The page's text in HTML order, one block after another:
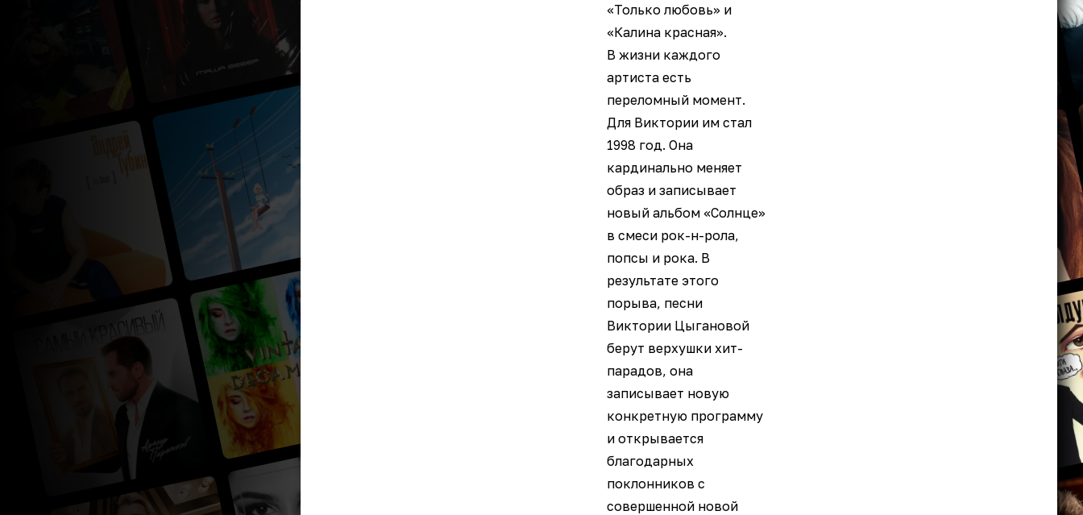
«Только любовь» и
«Калина красная».
В жизни каждого
артиста есть
переломный момент.
Для Виктории им стал
1998 год. Она
кардинально меняет
образ и записывает
новый альбом «Солнце»
в смеси рок-н-рола,
попсы и рока. В
результате этого
порыва, песни
Виктории Цыгановой
берут верхушки хит-
парадов, она
записывает новую
конкретную программу
и открывается
благодарных
поклонников с
совершенной новой